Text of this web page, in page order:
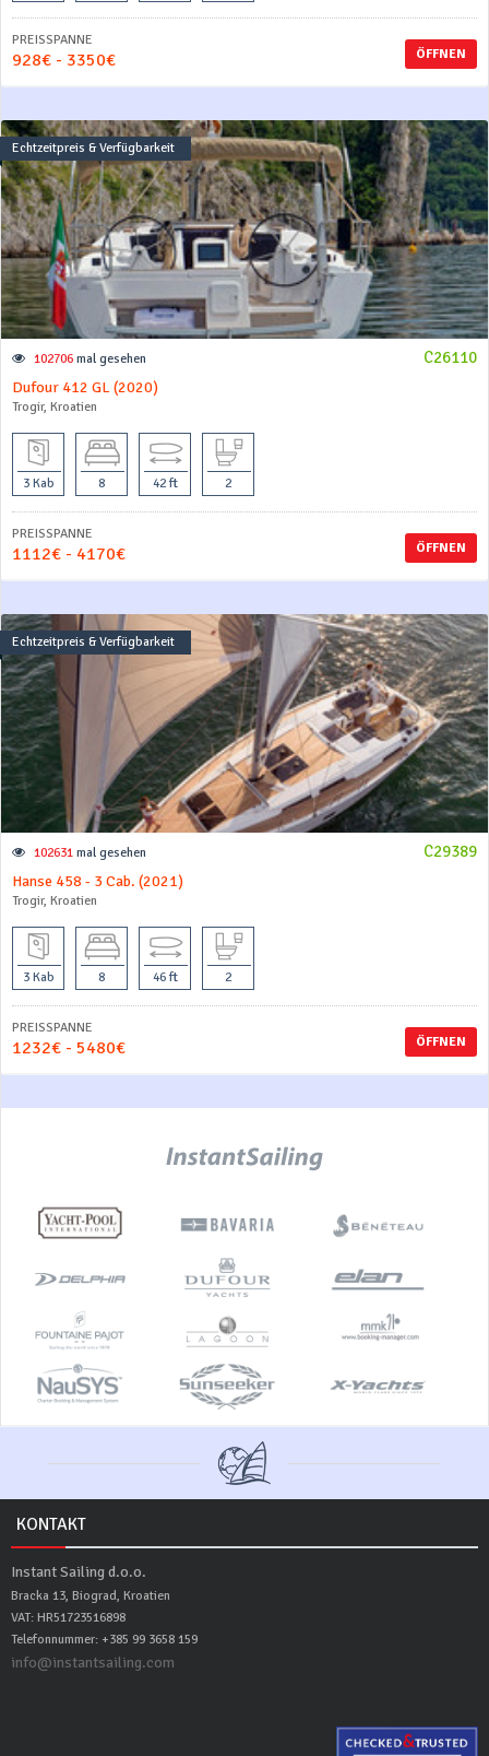
ÖFFNEN
PREISSPANNE
928€ - 3350€
Echtzeitpreis & Verfügbarkeit
C26110
102706 mal gesehen
Dufour 412 GL (2020)
Trogir, Kroatien
3 Kab 8 42 ft 2
ÖFFNEN
PREISSPANNE
1112€ - 4170€
Echtzeitpreis & Verfügbarkeit
C29389
102631 mal gesehen
Hanse 458 - 3 Cab. (2021)
Trogir, Kroatien
3 Kab 8 46 ft 2
ÖFFNEN
PREISSPANNE
1232€ - 5480€
KONTAKT
Instant Sailing d.o.o.
Bracka 13, Biograd, Kroatien
VAT: HR51723516898
Telefonnummer: +385 99 3658 159
info@instantsailing.com